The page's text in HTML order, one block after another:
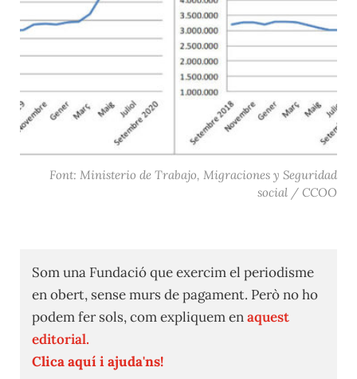
Font: Ministerio de Trabajo, Migraciones y Seguridad
social / CCOO
Som una Fundació que exercim el periodisme
en obert, sense murs de pagament. Però no ho
podem fer sols, com expliquem enaquest
editorial.
Clica aquí i ajuda'ns!